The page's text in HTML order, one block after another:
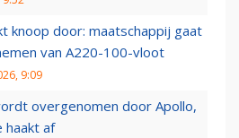
knoop door: maatschappij gaat
van A220-100-vloot
9:09
overgenomen door Apollo,
haakt af